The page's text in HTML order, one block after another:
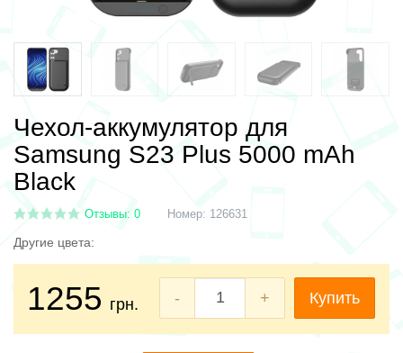
Чехол-аккумулятор для
Samsung S23 Plus 5000 mAh
Black
Отзывы: 0 Номер: 126631
Другие цвета:
1255 грн. - + Купить